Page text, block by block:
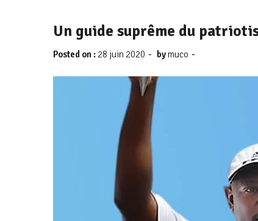
Un guide suprême du
Posted on : 28 juin 2020 - bymuco -